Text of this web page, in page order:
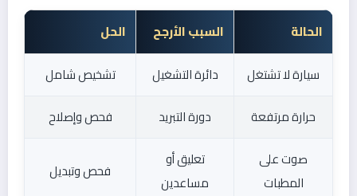
الحالة السبب الأرجح
الحل
سيارة لا تشتغل
دائرة التشغيل
تشخيص شامل
حرارة مرتفعة
دورة التبريد
فحص وإصلاح
صوت على
المطبات
تعليق أو
مساعدين
فحص وتبديل